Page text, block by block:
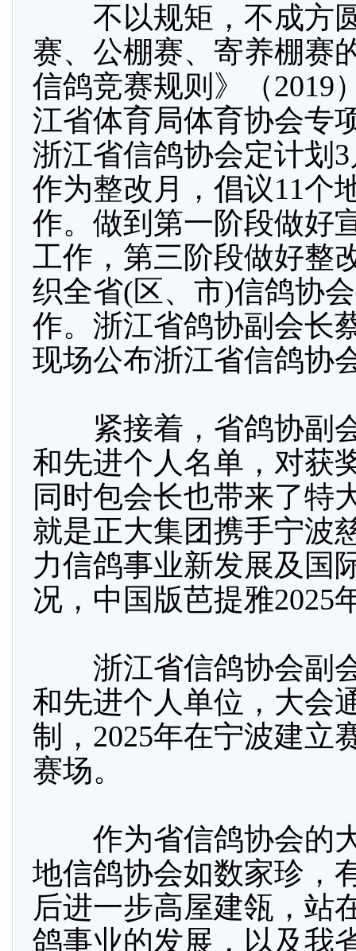
不以规矩，不成方圆
赛、公棚赛、寄养棚赛
信鸽竞赛规则》（2019
江省体育局体育协会专
浙江省信鸽协会定计划
作为整改月，倡议11个
作。做到第一阶段做好
工作，第三阶段做好整
织全省(区、市)信鸽协
作。浙江省鸽协副会长
现场公布浙江省信鸽协
紧接着，省鸽协副会
和先进个人名单，对获
同时包会长也带来了特
就是正大集团携手宁波
力信鸽事业新发展及国
况，中国版芭提雅2025
浙江省信鸽协会副会
和先进个人单位，大会
制，2025年在宁波建立
赛场。
作为省信鸽协会的大
地信鸽协会如数家珍，
后进一步高屋建瓴，站
鸽事业的发展，以及我